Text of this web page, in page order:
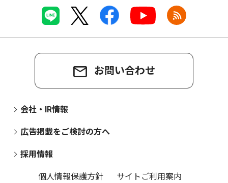
お問い合わせ
会社・IR情報
広告掲載をご検討の方へ
採用情報
個人情報保護方針
サイトご利用案内